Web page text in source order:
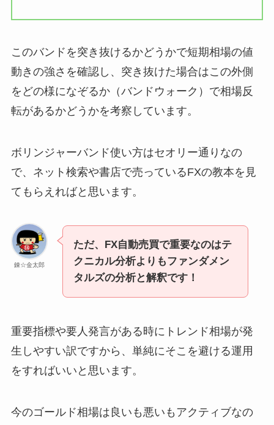
このバンドを突き抜けるかどうかで短期相場の値
動きの強さを確認し、突き抜けた場合はこの外側
をどの様になぞるか（バンドウォーク）で相場反
転があるかどうかを考察しています。
ボリンジャーバンド使い方はセオリー通りなの
で、ネット検索や書店で売っているFXの教本を見
てもらえればと思います。
錬☆金太郎
ただ、FX自動売買で重要なのはテ
クニカル分析よりもファンダメン
タルズの分析と解釈です！
重要指標や要人発言がある時にトレンド相場が発
生しやすい訳ですから、単純にそこを避ける運用
をすればいいと思います。
今のゴールド相場は良いも悪いもアクティブなの